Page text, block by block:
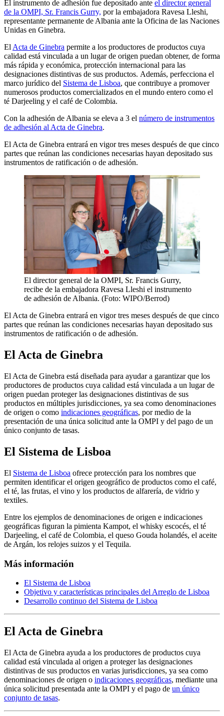
El instrumento de adhesión fue depositado ante el director general
de la OMPI, Sr. Francis Gurry, por la embajadora Ravesa Lleshi,
representante permanente de Albania ante la Oficina de las Naciones
Unidas en Ginebra.
El Acta de Ginebra permite a los productores de productos cuya
calidad está vinculada a un lugar de origen puedan obtener, de forma
más rápida y económica, protección internacional para las
designaciones distintivas de sus productos. Además, perfecciona el
marco jurídico del Sistema de Lisboa, que contribuye a promover
numerosos productos comercializados en el mundo entero como el
té Darjeeling y el café de Colombia.
Con la adhesión de Albania se eleva a 3 el número de instrumentos
de adhesión al Acta de Ginebra.
El Acta de Ginebra entrará en vigor tres meses después de que cinco
partes que reúnan las condiciones necesarias hayan depositado sus
instrumentos de ratificación o de adhesión.
El director general de la OMPI, Sr. Francis Gurry,
recibe de la embajadora Ravesa Lleshi el instrumento
de adhesión de Albania. (Foto: WIPO/Berrod)
El Acta de Ginebra entrará en vigor tres meses después de que cinco
partes que reúnan las condiciones necesarias hayan depositado sus
instrumentos de ratificación o de adhesión.
El Acta de Ginebra
El Acta de Ginebra está diseñada para ayudar a garantizar que los
productores de productos cuya calidad está vinculada a un lugar de
origen puedan proteger las designaciones distintivas de sus
productos en múltiples jurisdicciones, ya sea como denominaciones
de origen o como indicaciones geográficas, por medio de la
presentación de una única solicitud ante la OMPI y del pago de un
único conjunto de tasas.
El Sistema de Lisboa
El Sistema de Lisboa ofrece protección para los nombres que
permiten identificar el origen geográfico de productos como el café,
el té, las frutas, el vino y los productos de alfarería, de vidrio y
textiles.
Entre los ejemplos de denominaciones de origen e indicaciones
geográficas figuran la pimienta Kampot, el whisky escocés, el té
Darjeeling, el café de Colombia, el queso Gouda holandés, el aceite
de Argán, los relojes suizos y el Tequila.
Más información
El Sistema de Lisboa
Objetivo y características principales del Arreglo de Lisboa
Desarrollo continuo del Sistema de Lisboa
El Acta de Ginebra
El Acta de Ginebra ayuda a los productores de productos cuya
calidad está vinculada al origen a proteger las designaciones
distintivas de sus productos en varias jurisdicciones, ya sea como
denominaciones de origen o indicaciones geográficas, mediante una
única solicitud presentada ante la OMPI y el pago de un único
conjunto de tasas.